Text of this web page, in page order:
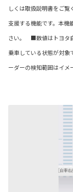
しくは取扱説明書をご
支援する機能です。本機
さい。 ■数値はトヨタ
乗車している状態が対
ーダーの検知範囲はイメ